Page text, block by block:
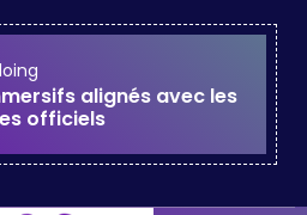
alignés avec les
officiels